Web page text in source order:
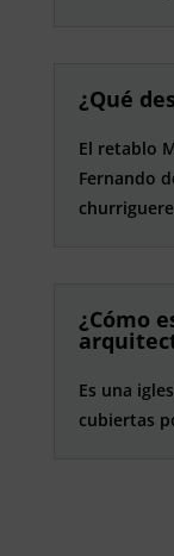
¿Qué
El retablo
Fernando
¿Cómo
Es una
cubiertas